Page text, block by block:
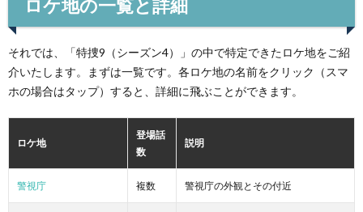
ロケ地の一覧と詳細
それでは、「特捜9（シーズン4）」の中で特定できたロケ地をご紹
介いたします。まずは一覧です。各ロケ地の名前をクリック（スマ
ホの場合はタップ）すると、詳細に飛ぶことができます。
ロケ地
登場話
数
説明
警視庁 複数 警視庁の外観とその付近